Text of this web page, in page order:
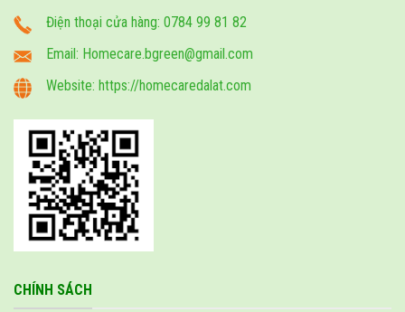
Điện thoại cửa hàng: 0784 99 81 82
Email: Homecare.bgreen@gmail.com
Website: https://homecaredalat.com
CHÍNH SÁCH